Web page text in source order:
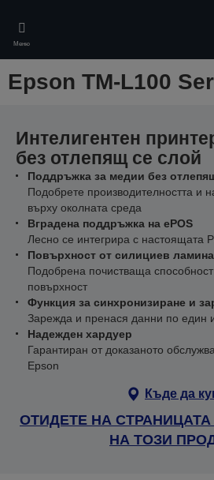
main
content
Меню
Epson TM-L100
Интелигентен
без отлепящ се слой
Поддръжка за медии без
Подобрете производителността и
върху околната среда
Вградена поддръжка на ePOS
Лесно се интегрира с настоящата
Повърхност от силициев
Подобрена почистваща
повърхност
Функция за синхронизиране и
Зарежда и пренася данни по един
Надежден хардуер
Гарантиран от доказаното
Epson
Къде да
ОТИДЕТЕ НА
НА ТОЗИ